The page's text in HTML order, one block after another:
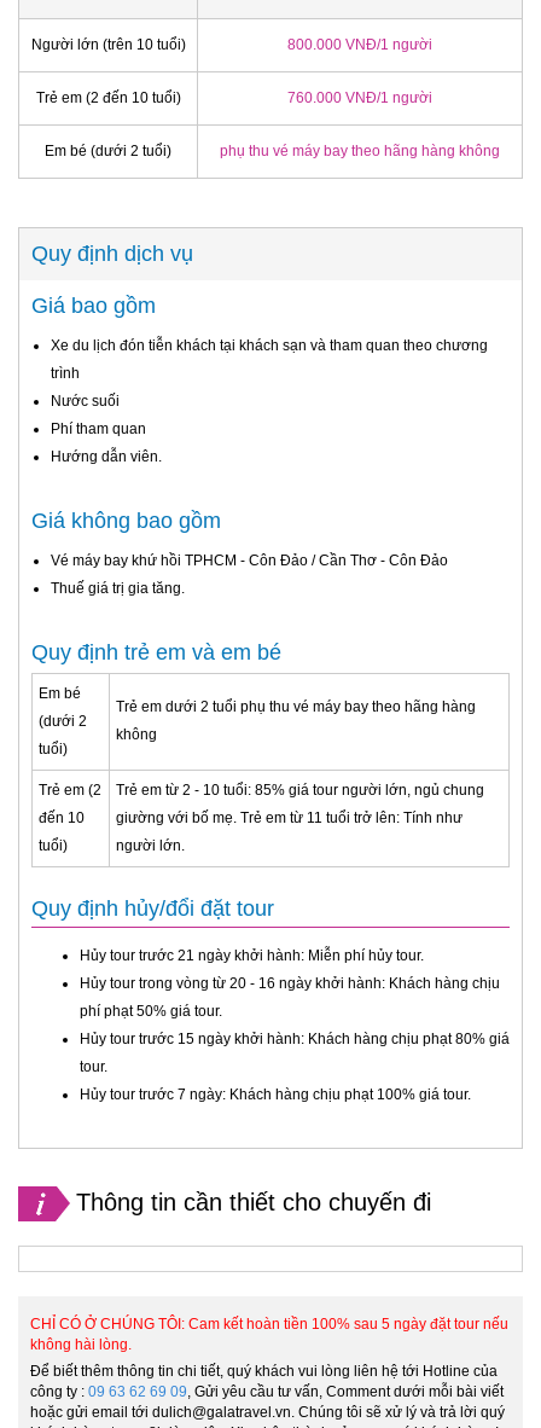
Người lớn (trên 10 tuổi) 800.000 VNĐ/1 người
Trẻ em (2 đến 10 tuổi) 760.000 VNĐ/1 người
Em bé (dưới 2 tuổi) phụ thu vé máy bay theo hãng hàng không
Quy định dịch vụ
Giá bao gồm
Xe du lịch đón tiễn khách tại khách sạn và tham quan theo chương
trình
Nước suối
Phí tham quan
Hướng dẫn viên.
Giá không bao gồm
Vé máy bay khứ hồi TPHCM - Côn Đảo / Cần Thơ - Côn Đảo
Thuế giá trị gia tăng.
Quy định trẻ em và em bé
Em bé
(dưới 2
tuổi)
Trẻ em dưới 2 tuổi phụ thu vé máy bay theo hãng hàng
không
Trẻ em (2
đến 10
tuổi)
Trẻ em từ 2 - 10 tuổi: 85% giá tour người lớn, ngủ chung
giường với bố mẹ. Trẻ em từ 11 tuổi trở lên: Tính như
người lớn.
Quy định hủy/đổi đặt tour
Hủy tour trước 21 ngày khởi hành: Miễn phí hủy tour.
Hủy tour trong vòng từ 20 - 16 ngày khởi hành: Khách hàng chịu
phí phạt 50% giá tour.
Hủy tour trước 15 ngày khởi hành: Khách hàng chịu phạt 80% giá
tour.
Hủy tour trước 7 ngày: Khách hàng chịu phạt 100% giá tour.
Thông tin cần thiết cho chuyến đi
CHỈ CÓ Ở CHÚNG TÔI: Cam kết hoàn tiền 100% sau 5 ngày đặt tour nếu
không hài lòng.
Để biết thêm thông tin chi tiết, quý khách vui lòng liên hệ tới Hotline của
công ty : 09 63 62 69 09, Gửi yêu cầu tư vấn, Comment dưới mỗi bài viết
hoặc gửi email tới dulich@galatravel.vn. Chúng tôi sẽ xử lý và trả lời quý